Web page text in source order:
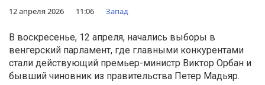
12 апреля 2026 11:06 Запад
В воскресенье, 12 апреля, начались выборы в
венгерский парламент, где главными конкурентами
стали действующий премьер-министр Виктор Орбан и
бывший чиновник из правительства Петер Мадьяр.